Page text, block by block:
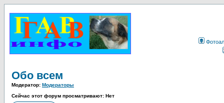
Обо всем
Модератор: Модераторы
Сейчас этот форум просматривают: Нет